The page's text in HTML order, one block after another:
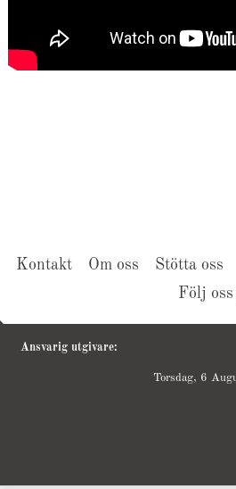
Kontakt Om oss
Stötta oss
Följ oss
Ansvarig utgivare:
Torsdag, 6